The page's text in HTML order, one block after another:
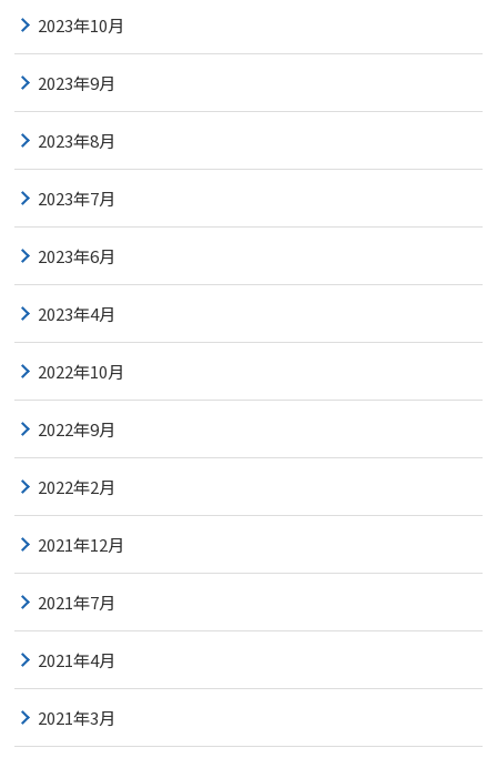
2023年10月
2023年9月
2023年8月
2023年7月
2023年6月
2023年4月
2022年10月
2022年9月
2022年2月
2021年12月
2021年7月
2021年4月
2021年3月